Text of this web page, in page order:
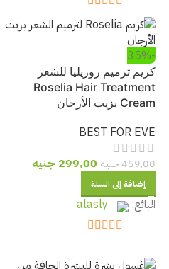
5
out of 5
-35%
كريم ترميم روزيليا للشعر
Roselia Hair Treatment
Cream بزيت الأرجان
BEST FOR EVE
459,00جنيه 299,00 جنيه
إضافة إلى السلة
البائع: alasly